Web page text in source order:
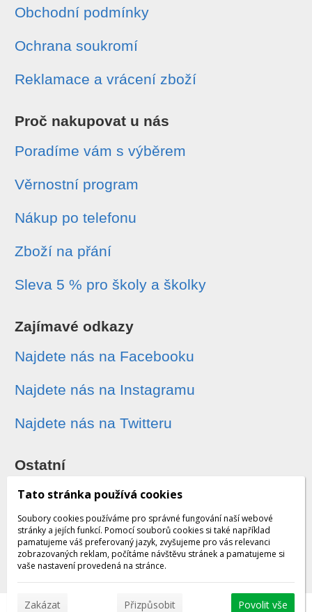
Obchodní podmínky
Ochrana soukromí
Reklamace a vrácení zboží
Proč nakupovat u nás
Poradíme vám s výběrem
Věrnostní program
Nákup po telefonu
Zboží na přání
Sleva 5 % pro školy a školky
Zajímavé odkazy
Najdete nás na Facebooku
Najdete nás na Instagramu
Najdete nás na Twitteru
Ostatní
Sledování zásilek
Dárkové poukazy
Obchodní podmínky - archiv
Tato stránka používá cookies
Soubory cookies používáme pro správné fungování naší webové
stránky a jejích funkcí. Pomocí souborů cookies si také například
pamatujeme váš preferovaný jazyk, zvyšujeme pro vás relevanci
zobrazovaných reklam, počítáme návštěvu stránek a pamatujeme si
vaše nastavení provedená na stránce.
Zakázat Přizpůsobit Povolit vše